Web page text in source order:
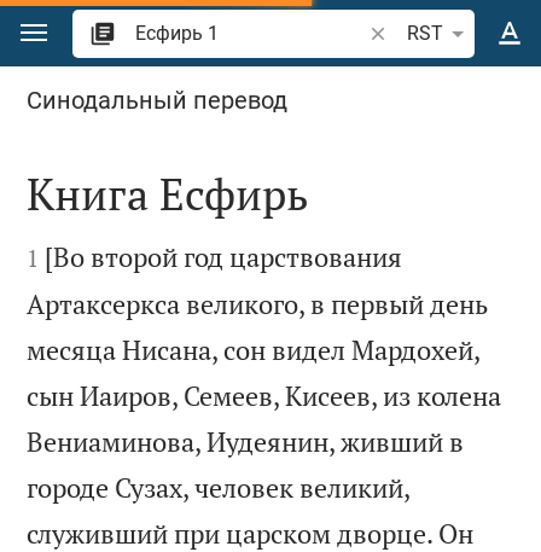
Перейти к содержанию
Поиск по отрывку
RST
Есфирь 1
Синодальный перевод

Книга Есфирь

1 [Во второй год царствования
Артаксеркса великого, в первый день
месяца Нисана, сон видел Мардохей,
сын Иаиров, Семеев, Кисеев, из колена
Вениаминова, Иудеянин, живший в
городе Сузах, человек великий,
служивший при царском дворце. Он